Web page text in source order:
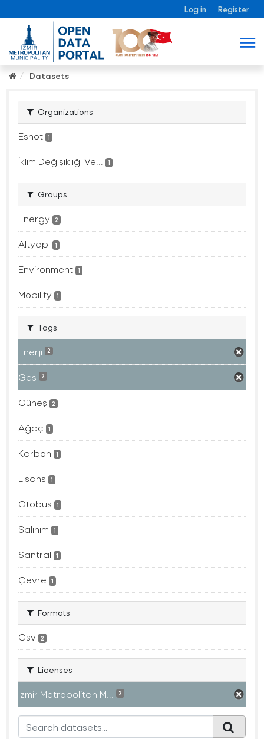
Log in Register
Datasets
Organizations
Eshot 1
İklim Değişikliği Ve... 1
Groups
Energy 2
Altyapı 1
Environment 1
Mobility 1
Tags
Enerji 2
Ges 2
Güneş 2
Ağaç 1
Karbon 1
Lisans 1
Otobüs 1
Salınım 1
Santral 1
Çevre 1
Formats
Csv 2
Licenses
Izmir Metropolitan M... 2